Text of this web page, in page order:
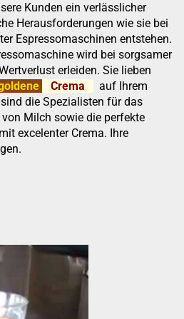
Kunden ein verlässlicher
Herausforderungen wie sie bei
Espressomaschinen entstehen.
wird bei sorgsamer
erleiden. Sie lieben
Crema
auf Ihrem
die Spezialisten für das
Milch sowie die perfekte
excelenter Crema. Ihre